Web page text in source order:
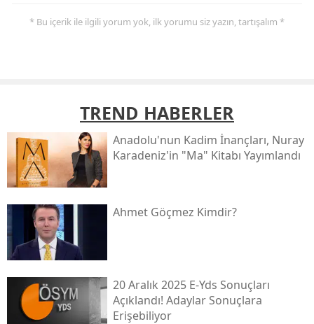
* Bu içerik ile ilgili yorum yok, ilk yorumu siz yazın, tartışalım *
TREND HABERLER
Anadolu'nun Kadim İnançları, Nuray
Karadeniz'in "ma" Kitabı Yayımlandı
Ahmet Göçmez Kimdir?
20 Aralık 2025 E-Yds Sonuçları
Açıklandı! Adaylar Sonuçlara
Erişebiliyor